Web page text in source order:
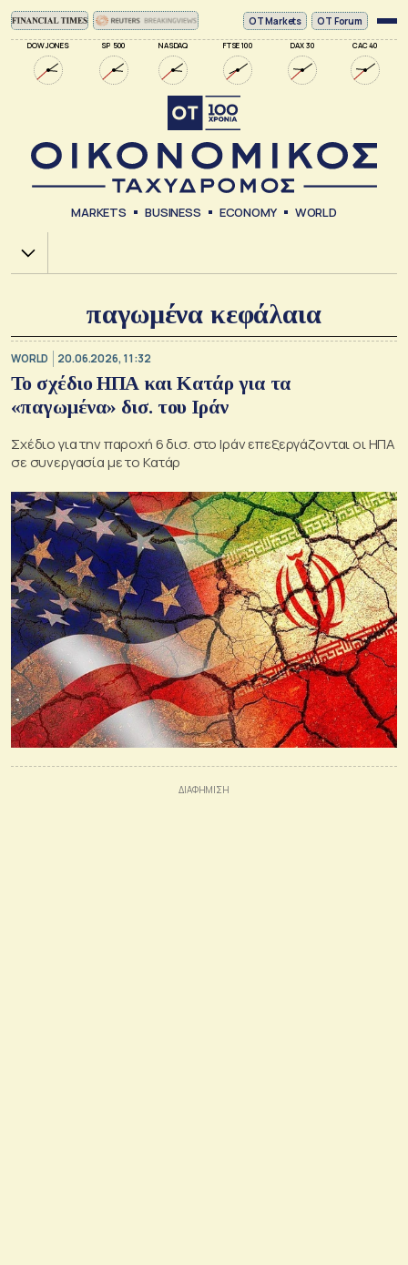
DOW JONES SP 500 NASDAQ FTSE 100 DAX 30 CAC 40
ΟΤ Markets OT Forum
MARKETS BUSINESS ECONOMY WORLD
Χ.Α.
παγωμένα κεφάλαια
WORLD 20.06.2026, 11:32
Το σχέδιο ΗΠΑ και Κατάρ για τα
«παγωμένα» δισ. του Ιράν
Σχέδιο για την παροχή 6 δισ. στο Ιράν επεξεργάζονται οι ΗΠΑ
σε συνεργασία με το Κατάρ